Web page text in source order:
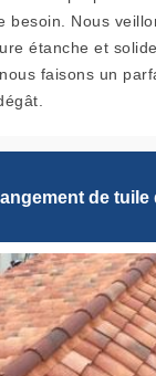
besoin. Nous
étanche et
faisons un
de tuile